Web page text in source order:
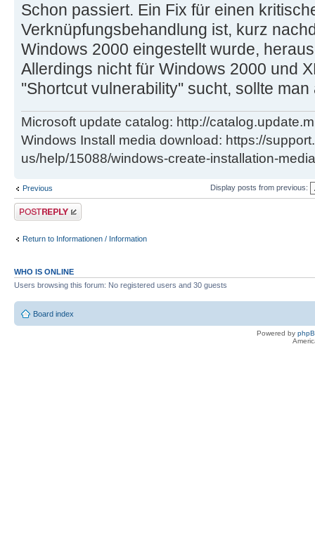
Schon passiert. Ein Fix für einen
Verknüpfungsbehandlung ist, kurz
Windows 2000 eingestellt wurde,
Allerdings nicht für Windows 2000 und
''Shortcut vulnerability'' sucht, sollte man
Microsoft update catalog: http://
Windows Install media download: https://
us/help/15088/windows-create-installation-media
Previous Display posts from previous:
Post a reply
Return to Informationen / Information
WHO IS ONLINE
Users browsing this forum: No registered users and 30 guests
Board index
Powered by